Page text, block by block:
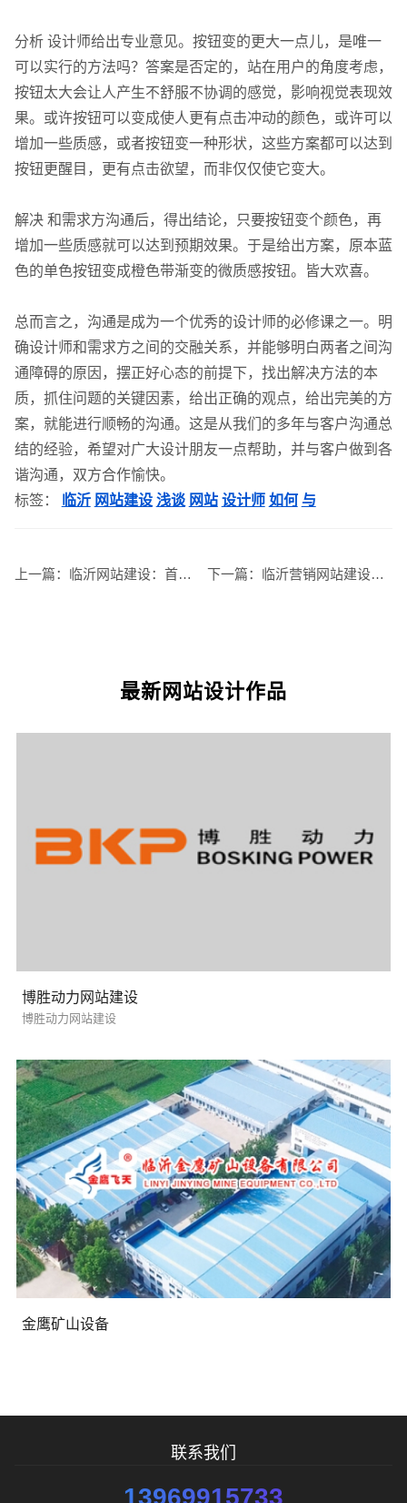
分析 设计师给出专业意见。按钮变的更大一点儿，是唯一
可以实行的方法吗？答案是否定的，站在用户的角度考虑，
按钮太大会让人产生不舒服不协调的感觉，影响视觉表现效
果。或许按钮可以变成使人更有点击冲动的颜色，或许可以
增加一些质感，或者按钮变一种形状，这些方案都可以达到
按钮更醒目，更有点击欲望，而非仅仅使它变大。
解决 和需求方沟通后，得出结论，只要按钮变个颜色，再
增加一些质感就可以达到预期效果。于是给出方案，原本蓝
色的单色按钮变成橙色带渐变的微质感按钮。皆大欢喜。
总而言之，沟通是成为一个优秀的设计师的必修课之一。明
确设计师和需求方之间的交融关系，并能够明白两者之间沟
通障碍的原因，摆正好心态的前提下，找出解决方法的本
质，抓住问题的关键因素，给出正确的观点，给出完美的方
案，就能进行顺畅的沟通。这是从我们的多年与客户沟通总
结的经验，希望对广大设计朋友一点帮助，并与客户做到各
谐沟通，双方合作愉快。
标签：
临沂 网站建设 浅谈 网站 设计师 如何 与
上一篇： 临沂网站建设：首页如何布局更利于排名 下一篇： 临沂营销网站建设哪家最好最专业
最新网站设计作品
博胜动力网站建设
博胜动力网站建设
金鹰矿山设备
联系我们
13969915733